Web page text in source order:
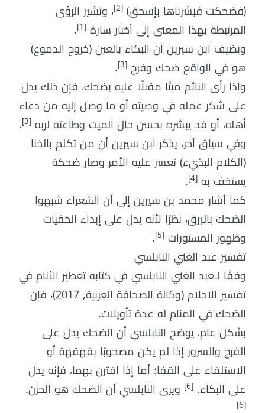
﴿فضحكت فبشرناها بإسحق﴾ [2] ، وتشير الرؤى
المرتبطة بهذا المعنى إلى أخبار سارة [1]
.
ويضيف ابن سيرين أن البكاء بالعين (خروج الدموع)
هو في الواقع ضحك وفرح [3]
.
وإذا رأى النائم ميتًا مقبلًا عليه بضحك، فإن ذلك يدل
على شكر عمله في وصيته أو ما وصل إليه من دعاء
أهله، أو قد يبشره بحسن حال الميت وطاعته لربه [3]
.
وفي سياق آخر، يذكر ابن سيرين أن من تكلم بالخنا
(الكلام البذيء) تعسر عليه الأمر وصار ضحكة
يستخف به [4]
.
كما أشار محمد بن سيرين إلى أن الشعراء شبهوا
الضحك بالبرق، نظرًا لأنه يدل على إبداء الخفيات
وظهور المستورات [5]
.
تفسير عبد الغني النابلسي
وفقًا لـعبد الغني النابلسي في كتابه تعطير الأنام في
تفسير الأحلام (وكالة الصحافة العربية, 2017)، فإن
الضحك في المنام له عدة تأويلات.
بشكل عام، يوضح النابلسي أن الضحك يدل على
الفرح والسرور إذا لم يكن مصحوبًا بقهقهة أو
الاستلقاء على القفا؛ أما إذا اقترن بهما، فإنه يدل
على البكاء. [6] ويرى النابلسي أن الضحك هو الحزن.
[6]